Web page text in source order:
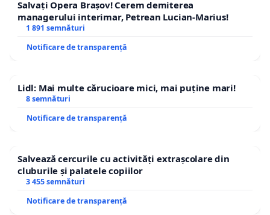
Salvați Opera Brașov! Cerem demiterea
managerului interimar, Petrean Lucian-Marius!
1 891 semnături
Notificare de transparență
Lidl: Mai multe cărucioare mici, mai puține mari!
8 semnături
Notificare de transparență
Salvează cercurile cu activități extrașcolare din
cluburile și palatele copiilor
3 455 semnături
Notificare de transparență